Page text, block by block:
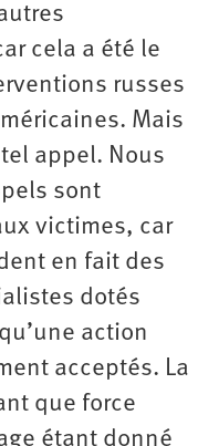
cela a été le
russes
Mais
appel. Nous
sont
victimes, car
en fait des
dotés
action
acceptés. La
que force
étant donné